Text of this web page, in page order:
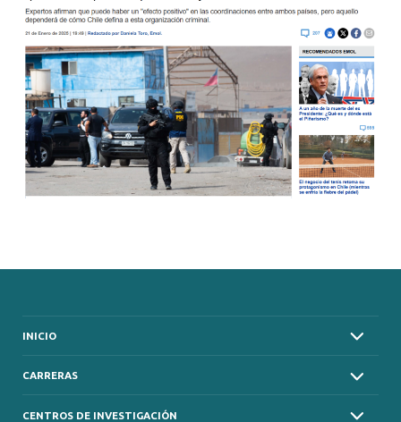
INICIO
CARRERAS
CENTROS DE INVESTIGACIÓN